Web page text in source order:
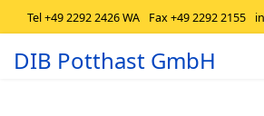
Tel +49 2292 2426 WA Fax +49 2292 2155
DIB Potthast GmbH